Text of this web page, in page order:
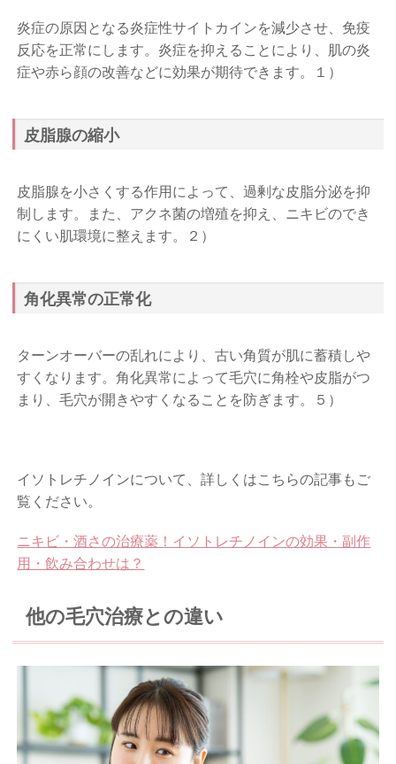
炎症の原因となる炎症性サイトカインを減少させ、免疫
反応を正常にします。炎症を抑えることにより、肌の炎
症や赤ら顔の改善などに効果が期待できます。
１）
皮脂腺の縮小
皮脂腺を小さくする作用によって、過剰な皮脂分泌を抑
制します。また、アクネ菌の増殖を抑え、ニキビのでき
にくい肌環境に整えます。
２）
角化異常の正常化
ターンオーバーの乱れにより、古い角質が肌に蓄積しや
すくなります。角化異常によって毛穴に角栓や皮脂がつ
まり、毛穴が開きやすくなることを防ぎます。
５）
イソトレチノインについて、詳しくはこちらの記事もご
覧ください。
ニキビ・酒さの治療薬！イソトレチノインの効果・副作
用・飲み合わせは？
他の毛穴治療との違い